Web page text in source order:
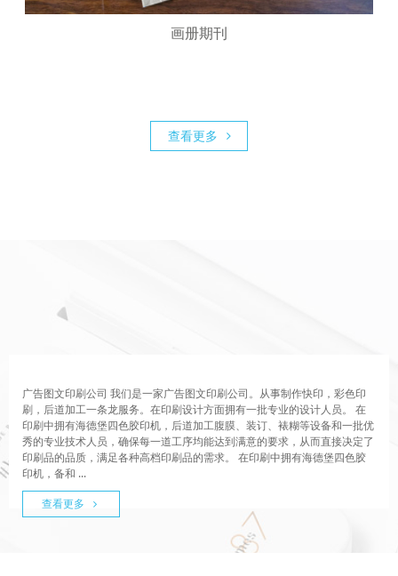
画册期刊
查看更多
广告图文印刷公司 我们是一家广告图文印刷公司。从事制作快印，彩色印
刷，后道加工一条龙服务。在印刷设计方面拥有一批专业的设计人员。 在
印刷中拥有海德堡四色胶印机，后道加工腹膜、装订、裱糊等设备和一批优
秀的专业技术人员，确保每一道工序均能达到满意的要求，从而直接决定了
印刷品的品质，满足各种高档印刷品的需求。 在印刷中拥有海德堡四色胶
印机，备和 ...
查看更多